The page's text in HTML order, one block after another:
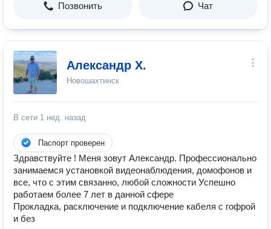
Позвонить Чат
Александр Х.
Новошахтинск
В сети 1 нед. назад
Паспорт проверен
Здравствуйте ! Меня зовут Александр. Профессионально
занимаемся установкой видеонаблюдения, домофонов и
все, что с этим связанно, любой сложности Успешно
работаем более 7 лет в данной сфере
Прокладка, расключение и подключение кабеля с гофрой
и без